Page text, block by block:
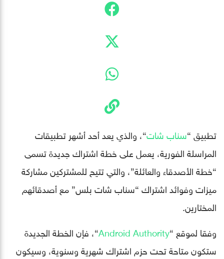
تطبيق “سناب شات“، والذي يعد أحد أشهر تطبيقات
المراسلة الفورية، يعمل على خطة اشتراك جديدة تسمى
“خطة الأصدقاء والعائلة”، والتي تتيح للمشتركين مشاركة
ميزات وفوائد اشتراك “سناب شات بلس” مع أصدقائهم
المختارين.
وفقا لموقع “Android Authority“، فإن الخطة الجديدة
ستكون متاحة تحت حزم اشتراك شهرية وسنوية، وسيكون